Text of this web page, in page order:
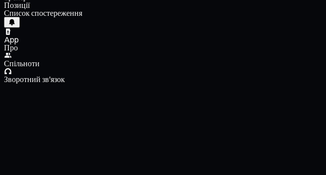
Позиції
Список спостереження
App
Про
Спільноти
Зворотний зв'язок